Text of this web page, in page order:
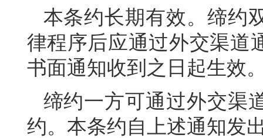
本条约长期有效。缔约
律程序后应通过外交渠道
书面通知收到之日起生效
缔约一方可通过外交渠
约。本条约自上述通知发